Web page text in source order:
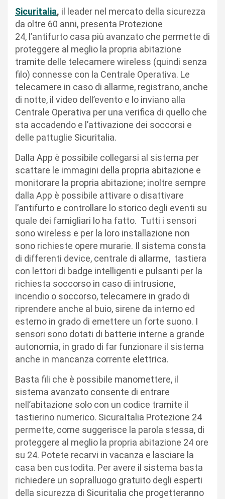
Sicuritalia, il leader nel mercato della sicurezza
da oltre 60 anni, presenta Protezione
24, l’antifurto casa più avanzato che permette di
proteggere al meglio la propria abitazione
tramite delle telecamere wireless (quindi senza
filo) connesse con la Centrale Operativa. Le
telecamere in caso di allarme, registrano, anche
di notte, il video dell’evento e lo inviano alla
Centrale Operativa per una verifica di quello che
sta accadendo e l’attivazione dei soccorsi e
delle pattuglie Sicuritalia.
Dalla App è possibile collegarsi al sistema per
scattare le immagini della propria abitazione e
monitorare la propria abitazione; inoltre sempre
dalla App è possibile attivare o disattivare
l’antifurto e controllare lo storico degli eventi su
quale dei famigliari lo ha fatto. Tutti i sensori
sono wireless e per la loro installazione non
sono richieste opere murarie. Il sistema consta
di differenti device, centrale di allarme, tastiera
con lettori di badge intelligenti e pulsanti per la
richiesta soccorso in caso di intrusione,
incendio o soccorso, telecamere in grado di
riprendere anche al buio, sirene da interno ed
esterno in grado di emettere un forte suono. I
sensori sono dotati di batterie interne a grande
autonomia, in grado di far funzionare il sistema
anche in mancanza corrente elettrica.
Basta fili che è possibile manomettere, il
sistema avanzato consente di entrare
nell’abitazione solo con un codice tramite il
tastierino numerico. SicuraItalia Protezione 24
permette, come suggerisce la parola stessa, di
proteggere al meglio la propria abitazione 24 ore
su 24. Potete recarvi in vacanza e lasciare la
casa ben custodita. Per avere il sistema basta
richiedere un sopralluogo gratuito degli esperti
della sicurezza di Sicuritalia che progetteranno